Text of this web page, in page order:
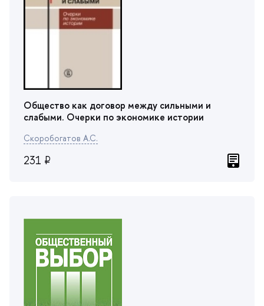
социология
экономика
Общество как договор между сильными и
слабыми. Очерки по экономике истории
Скоробогатов А.С.
231 ₽